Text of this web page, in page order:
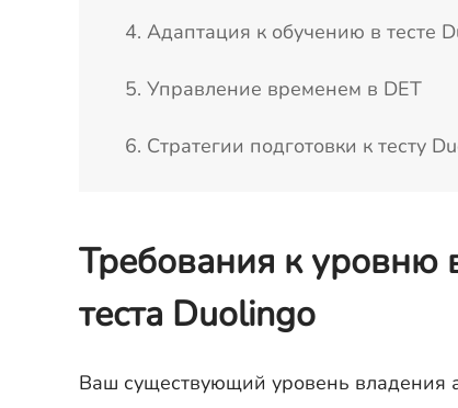
4. Адаптация к обучению в тесте
5. Управление временем в DET
6. Стратегии подготовки к тесту
Требования к уровню
теста Duolingo
Ваш существующий уровень владения